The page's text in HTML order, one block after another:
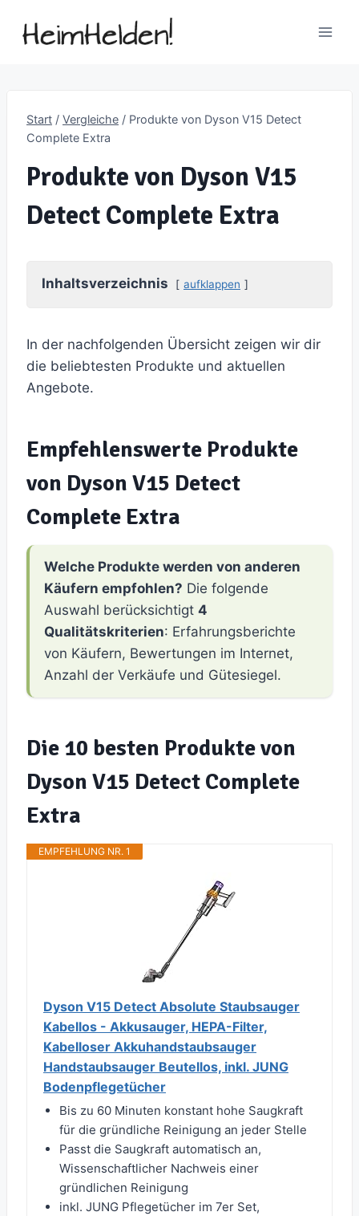
Inhalt
Start / Vergleiche / Produkte von Dyson V15 Detect
Complete Extra
Produkte von Dyson V15
Detect Complete Extra
Inhaltsverzeichnis aufklappen
In der nachfolgenden Übersicht zeigen wir dir
die beliebtesten Produkte und aktuellen
Angebote.
Empfehlenswerte Produkte
von Dyson V15 Detect
Complete Extra
Welche Produkte werden von anderen
Käufern empfohlen? Die folgende
Auswahl berücksichtigt 4
Qualitätskriterien: Erfahrungsberichte
von Käufern, Bewertungen im Internet,
Anzahl der Verkäufe und Gütesiegel.
Die 10 besten Produkte von
Dyson V15 Detect Complete
Extra
EMPFEHLUNG NR. 1
Dyson V15 Detect Absolute Staubsauger
Kabellos - Akkusauger, HEPA-Filter,
Kabelloser Akkuhandstaubsauger
Handstaubsauger Beutellos, inkl. JUNG
Bodenpflegetücher
Bis zu 60 Minuten konstant hohe Saugkraft
für die gründliche Reinigung an jeder Stelle
Passt die Saugkraft automatisch an,
Wissenschaftlicher Nachweis einer
gründlichen Reinigung
inkl. JUNG Pflegetücher im 7er Set,